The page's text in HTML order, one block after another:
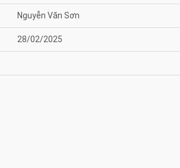
Nguyễn Văn Sơn
28/02/2025